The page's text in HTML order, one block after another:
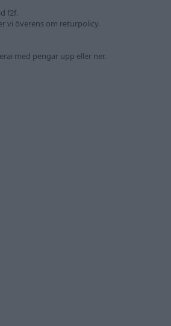
f2f.
vi överens om returpolicy.
med pengar upp eller ner.